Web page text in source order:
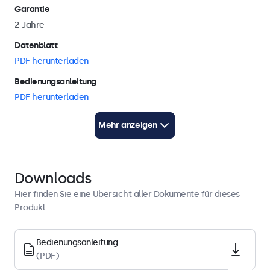
Garantie
2 Jahre
Datenblatt
PDF herunterladen
Bedienungsanleitung
PDF herunterladen
Seitenverhältnis
16:9 (4:3 einstellbar)
Native Auflösung
1920 x 1080
Mehr anzeigen
Downloads
Hier finden Sie eine Übersicht aller Dokumente für dieses
Produkt.
Bedienungsanleitung
(PDF)